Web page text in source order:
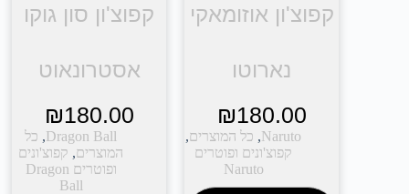
קפוצ'ון אוזומאקי
נארוטו
₪180.00
Naruto
, כל המוצרים,
קפוצ'ונים ופוטרים
Naruto
קפוצ'ון סון גוקו
אסטרונאוט
₪180.00
Dragon Ball
, כל
המוצרים, קפוצ'ונים
ופוטרים Dragon
Ball